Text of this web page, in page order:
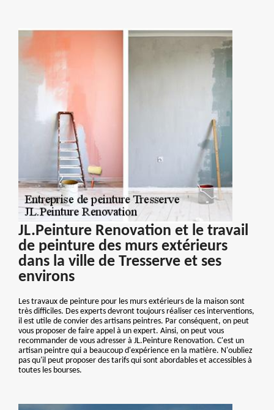
JL.Peinture Renovation et le travail
de peinture des murs extérieurs
dans la ville de Tresserve et ses
environs
Les travaux de peinture pour les murs extérieurs de la maison sont
très difficiles. Des experts devront toujours réaliser ces interventions,
il est utile de convier des artisans peintres. Par conséquent, on peut
vous proposer de faire appel à un expert. Ainsi, on peut vous
recommander de vous adresser à JL.Peinture Renovation. C'est un
artisan peintre qui a beaucoup d'expérience en la matière. N'oubliez
pas qu'il peut proposer des tarifs qui sont abordables et accessibles à
toutes les bourses.